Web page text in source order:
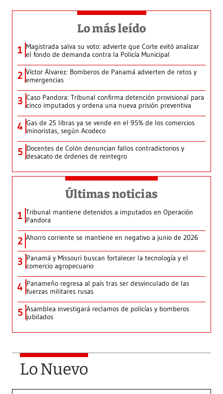
Lo más leído
1 Magistrada salva su voto: advierte que Corte evitó analizar
el fondo de demanda contra la Policía Municipal
2 Víctor Álvarez: Bomberos de Panamá advierten de retos y
emergencias
3 Caso Pandora: Tribunal confirma detención provisional para
cinco imputados y ordena una nueva prisión preventiva
4 Gas de 25 libras ya se vende en el 95% de los comercios
minoristas, según Acodeco
5 Docentes de Colón denuncian fallos contradictorios y
desacato de órdenes de reintegro
Últimas noticias
1 Tribunal mantiene detenidos a imputados en Operación
Pandora
2 Ahorro corriente se mantiene en negativo a junio de 2026
3 Panamá y Missouri buscan fortalecer la tecnología y el
comercio agropecuario
4 Panameño regresa al país tras ser desvinculado de las
fuerzas militares rusas
5 Asamblea investigará reclamos de policías y bomberos
jubilados
Lo Nuevo